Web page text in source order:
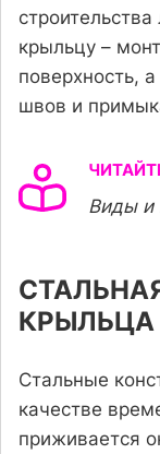
крыльцу –
поверхность,
швов и
Виды и
КРЫЛЬЦА
Стальные
качестве
приживается